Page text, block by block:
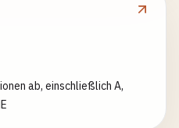
"contains", "value":
ab, einschließlich A,